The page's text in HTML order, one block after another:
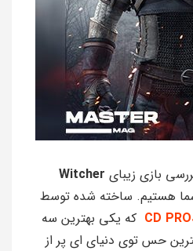
بازی زیبای Witcher
هستیم. ساخته شده توسط
CD که یکی بهترین سه
حس توی دنیای ای پر از